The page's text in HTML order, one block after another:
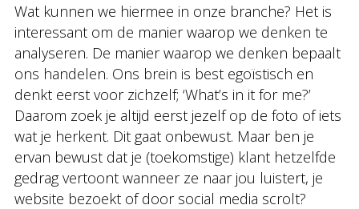
Wat kunnen we hiermee in onze branche? Het is
interessant om de manier waarop we denken te
analyseren. De manier waarop we denken bepaalt
ons handelen. Ons brein is best egoïstisch en
denkt eerst voor zichzelf; ‘What’s in it for me?’
Daarom zoek je altijd eerst jezelf op de foto of iets
wat je herkent. Dit gaat onbewust. Maar ben je
ervan bewust dat je (toekomstige) klant hetzelfde
gedrag vertoont wanneer ze naar jou luistert, je
website bezoekt of door social media scrolt?